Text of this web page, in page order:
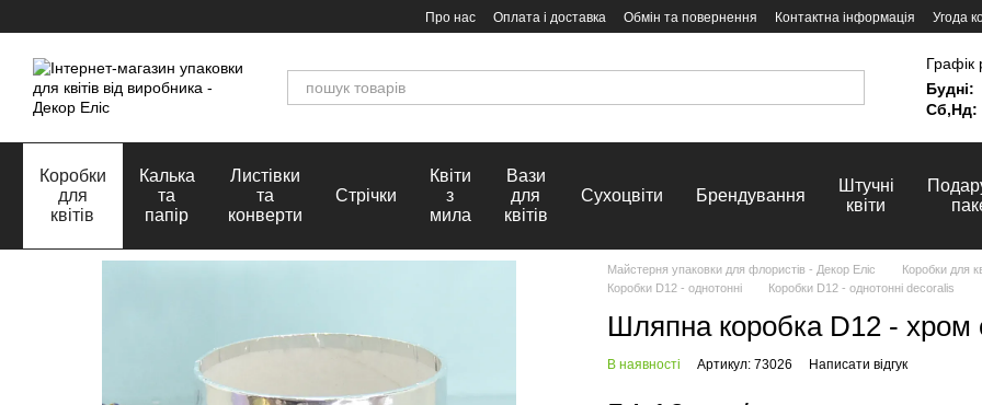
Про нас Оплата і доставка Обмін та повернення Контактна інформація Угода
Графік
Будні:
Сб,Нд:
Коробки
для
квітів
Калька
та
папір
Листівки
та
конверти
Стрічки
Квіти
з
мила
Вази
для
квітів
Сухоцвіти Брендування
Штучні
квіти
Майстерня упаковки для флористів - Декор Еліс Коробки для
Коробки D12 - однотонні
Коробки D12 - однотонні decoralis
Шляпна коробка D12 - хром
В наявності Артикул: 73026 Написати відгук